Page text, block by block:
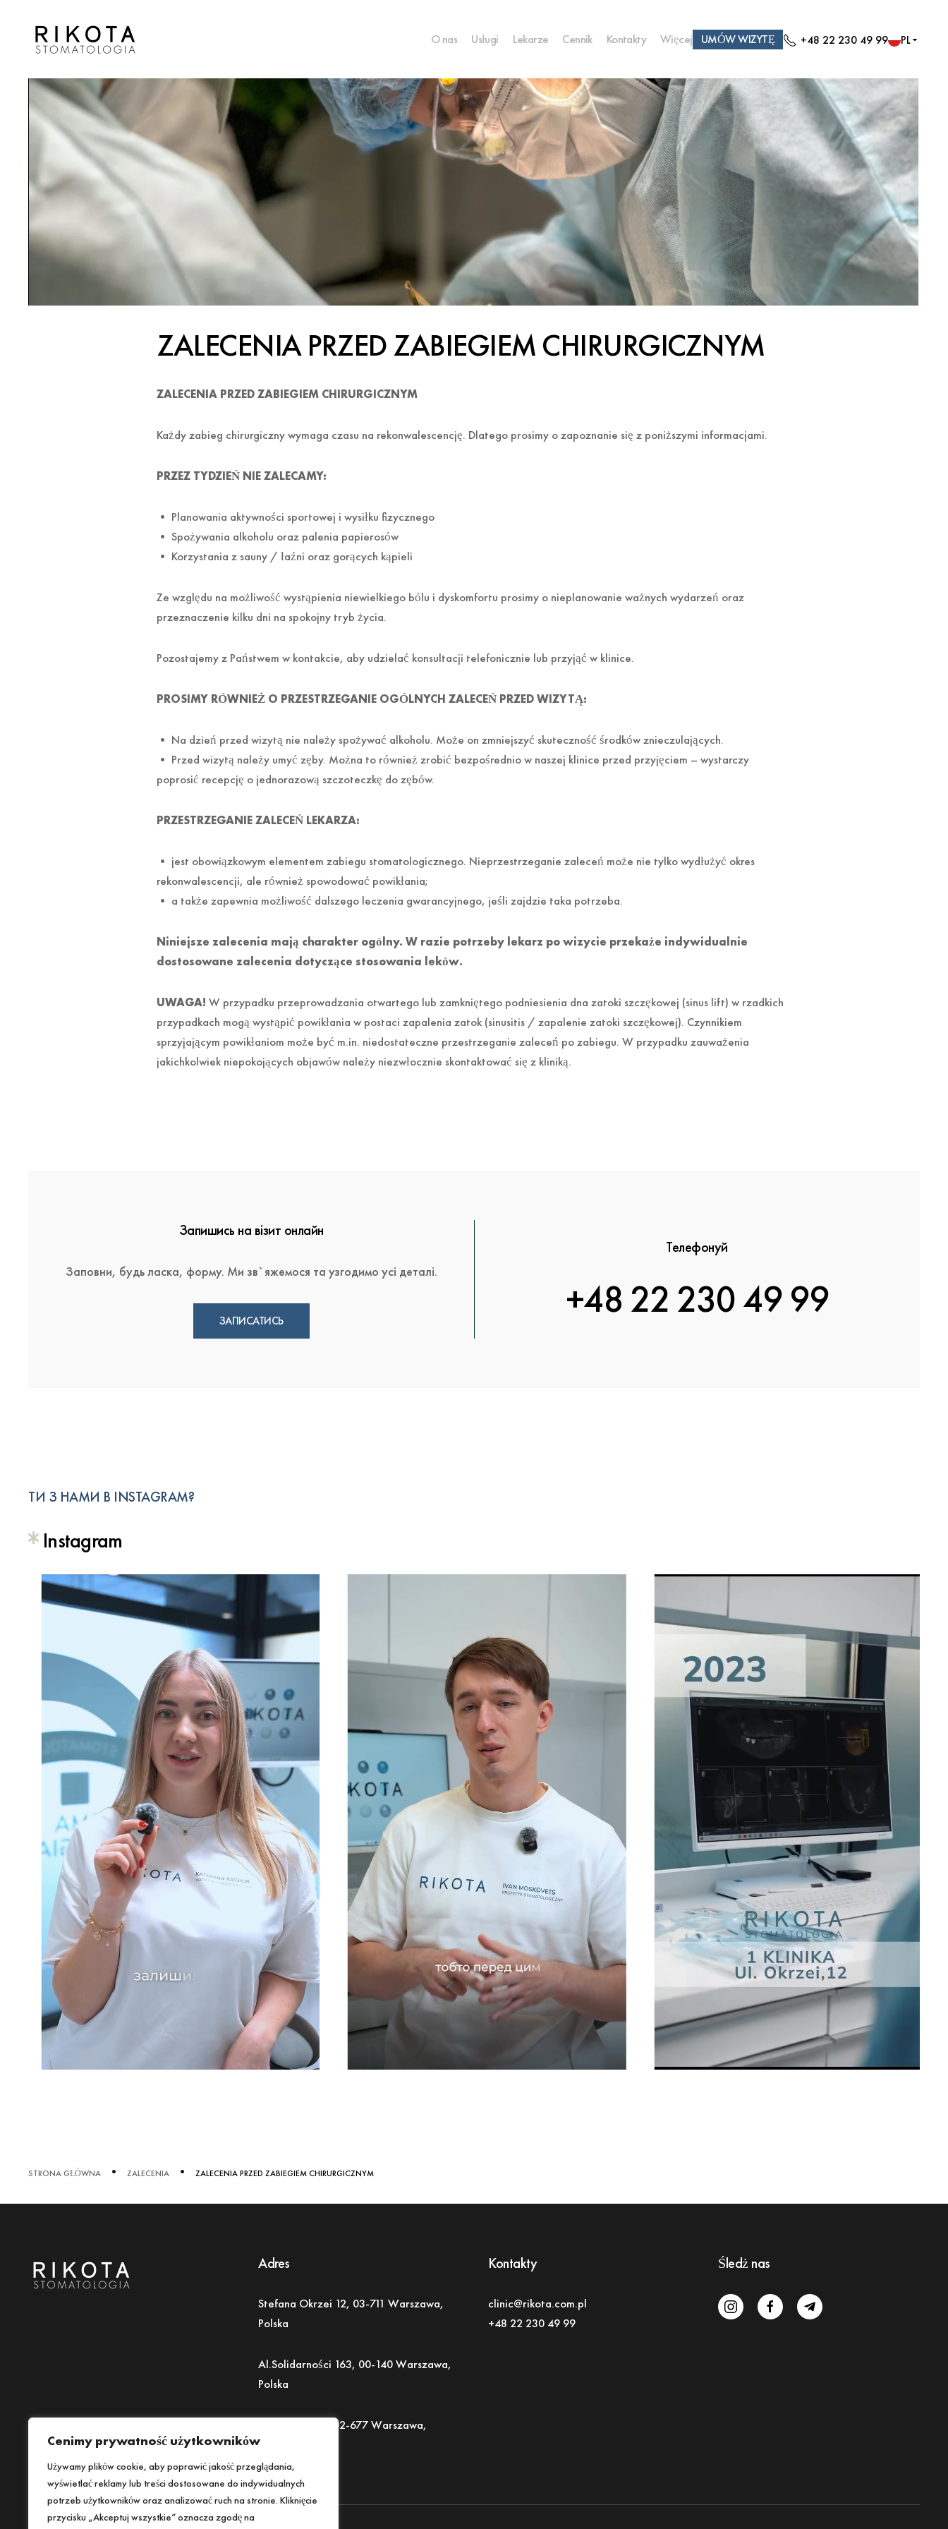
Cenimy prywatność użytkowników
Używamy plików cookie, aby poprawić jakość przeglądania,
wyświetlać reklamy lub treści dostosowane do indywidualnych
potrzeb użytkowników oraz analizować ruch na stronie. Kliknięcie
przycisku „Akceptuj wszystkie” oznacza zgodę na
O nas Usługi Lekarze Сennik Kontakty Więcej UMÓW WIZYTĘ +48 22 230 49 99 PL
ZALECENIA PRZED ZABIEGIEM CHIRURGICZNYM
ZALECENIA PRZED ZABIEGIEM CHIRURGICZNYM
Każdy zabieg chirurgiczny wymaga czasu na rekonwalescencję. Dlatego prosimy o zapoznanie się z poniższymi informacjami.
PRZEZ TYDZIEŃ NIE ZALECAMY:
• Planowania aktywności sportowej i wysiłku fizycznego
• Spożywania alkoholu oraz palenia papierosów
• Korzystania z sauny / łaźni oraz gorących kąpieli
Ze względu na możliwość wystąpienia niewielkiego bólu i dyskomfortu prosimy o nieplanowanie ważnych wydarzeń oraz
przeznaczenie kilku dni na spokojny tryb życia.
Pozostajemy z Państwem w kontakcie, aby udzielać konsultacji telefonicznie lub przyjąć w klinice.
PROSIMY RÓWNIEŻ O PRZESTRZEGANIE OGÓLNYCH ZALECEŃ PRZED WIZYTĄ:
• Na dzień przed wizytą nie należy spożywać alkoholu. Może on zmniejszyć skuteczność środków znieczulających.
• Przed wizytą należy umyć zęby. Można to również zrobić bezpośrednio w naszej klinice przed przyjęciem – wystarczy
poprosić recepcję o jednorazową szczoteczkę do zębów.
PRZESTRZEGANIE ZALECEŃ LEKARZA:
• jest obowiązkowym elementem zabiegu stomatologicznego. Nieprzestrzeganie zaleceń może nie tylko wydłużyć okres
rekonwalescencji, ale również spowodować powikłania;
• a także zapewnia możliwość dalszego leczenia gwarancyjnego, jeśli zajdzie taka potrzeba.
Niniejsze zalecenia mają charakter ogólny. W razie potrzeby lekarz po wizycie przekaże indywidualnie
dostosowane zalecenia dotyczące stosowania leków.
UWAGA! W przypadku przeprowadzania otwartego lub zamkniętego podniesienia dna zatoki szczękowej (sinus lift) w rzadkich
przypadkach mogą wystąpić powikłania w postaci zapalenia zatok (sinusitis / zapalenie zatoki szczękowej). Czynnikiem
sprzyjającym powikłaniom może być m.in. niedostateczne przestrzeganie zaleceń po zabiegu. W przypadku zauważenia
jakichkolwiek niepokojących objawów należy niezwłocznie skontaktować się z kliniką.
Запишись на візит онлайн
Заповни, будь ласка, форму. Ми зв`яжемося та узгодимо усі деталі.
ЗАПИСАТИСЬ
Телефонуй
+48 22 230 49 99
ТИ З НАМИ В INSTAGRAM?
Instagram
06.07.2026
В INSTAGRAM
03.07.2026
В INSTAGRAM
01.07.2026
В INSTAGRAM
STRONA GŁÓWNA ZALECENIA ZALECENIA PRZED ZABIEGIEM CHIRURGICZNYM
Adres
Stefana Okrzei 12, 03-711 Warszawa,
Polska
Al.Solidarności 163, 00-140 Warszawa,
Polska
Cybernetyki 9, 02-677 Warszawa,
Polska
Kontakty
clinic@rikota.com.pl
+48 22 230 49 99
Śledż nas